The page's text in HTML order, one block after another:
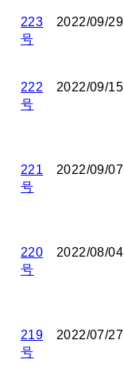
223
号
2022/09/29
222
号
2022/09/15
221
号
2022/09/07
220
号
2022/08/04
219
号
2022/07/27